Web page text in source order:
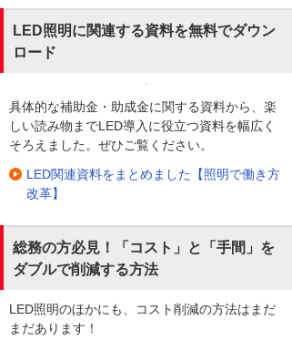
LED照明に関連する資料を無料でダウン
ロード
具体的な補助金・助成金に関する資料から、楽
しい読み物までLED導入に役立つ資料を幅広く
そろえました。ぜひご覧ください。
LED関連資料をまとめました【照明で働き方
改革】
総務の方必見！「コスト」と「手間」を
ダブルで削減する方法
LED照明のほかにも、コスト削減の方法はまだ
まだあります！